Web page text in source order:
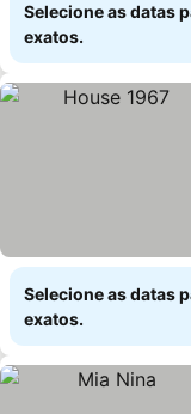
Selecione as datas
exatos.
Selecione as datas
exatos.